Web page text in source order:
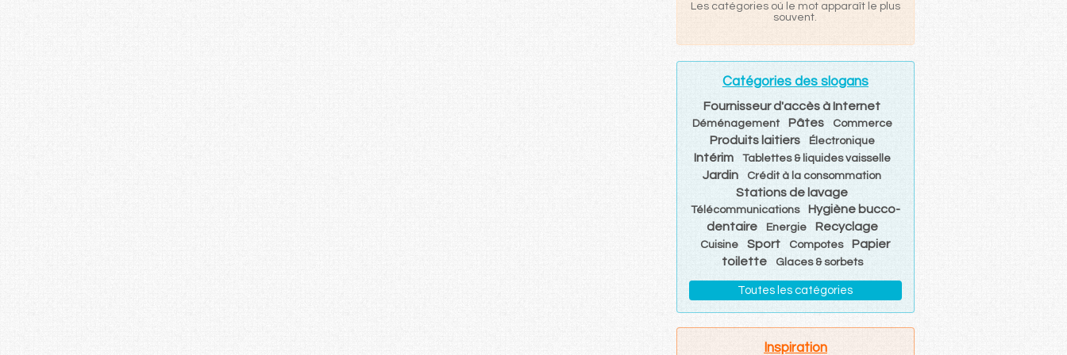
Les catégories où le mot apparaît le plus
souvent.
Catégories des slogans
Fournisseur d'accès à Internet
Déménagement Pâtes Commerce
Produits laitiers Électronique
Intérim Tablettes & liquides vaisselle
Jardin Crédit à la consommation
Stations de lavage
Télécommunications
Hygiène bucco-
dentaire
Energie Recyclage
Cuisine Sport Compotes
Papier
toilette
Glaces & sorbets
Toutes les catégories
Inspiration